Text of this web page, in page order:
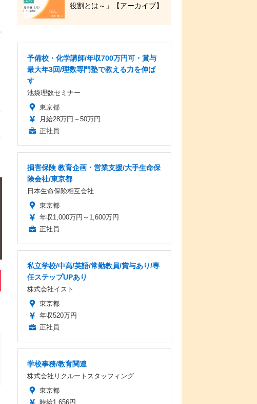
役割とは～」【アーカイブ】
予備校・化学講師/年収700万円可・賞与
最大年3回/理数専門塾で教える力を伸ば
す
池袋理数セミナー
東京都
月給28万円～50万円
正社員
損害保険 教育企画・営業支援/大手生命保
険会社/東京都
日本生命保険相互会社
東京都
年収1,000万円～1,600万円
正社員
私立学校/中高/英語/常勤教員/賞与あり/専
任ステップUPあり
株式会社イスト
東京都
年収520万円
正社員
学校事務/教育関連
株式会社リクルートスタッフィング
東京都
時給1,656円